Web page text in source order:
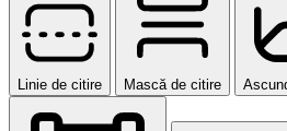
Linie de citire Mască de citire